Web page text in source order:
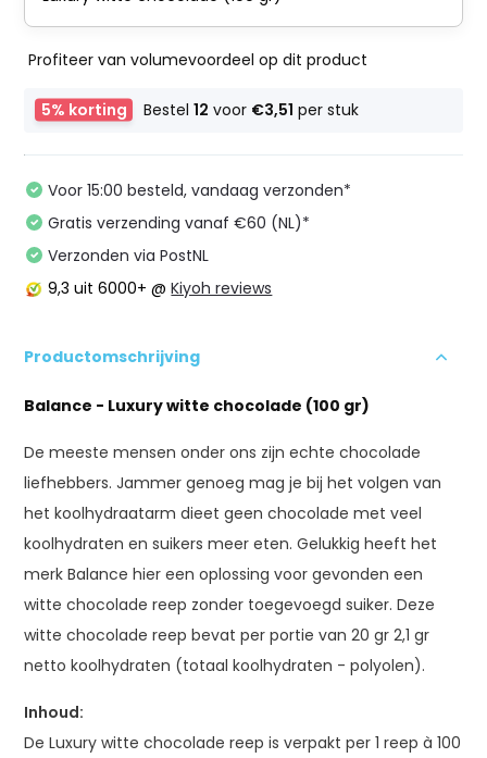
Profiteer van volumevoordeel op dit product
5% korting Bestel12 voor €3,51 per stuk
Voor 15:00 besteld, vandaag verzonden*
Gratis verzending vanaf €60 (NL)*
Verzonden via PostNL
9,3 uit 6000+ @Kiyoh reviews
Productomschrijving
Balance - Luxury witte chocolade (100 gr)
De meeste mensen onder ons zijn echte chocolade
liefhebbers. Jammer genoeg mag je bij het volgen van
het koolhydraatarm dieet geen chocolade met veel
koolhydraten en suikers meer eten. Gelukkig heeft het
merk Balance hier een oplossing voor gevonden een
witte chocolade reep zonder toegevoegd suiker. Deze
witte chocolade reep bevat per portie van 20 gr 2,1 gr
netto koolhydraten (totaal koolhydraten - polyolen).
Inhoud:
De Luxury witte chocolade reep is verpakt per 1 reep à 100